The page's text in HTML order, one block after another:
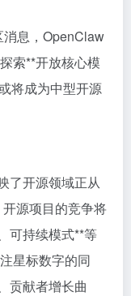
息，OpenClaw
索**开放核心模
将成为中型开源
了开源领域正从
开源项目的竞争将
可持续模式**等
星标数字的同
贡献者增长曲